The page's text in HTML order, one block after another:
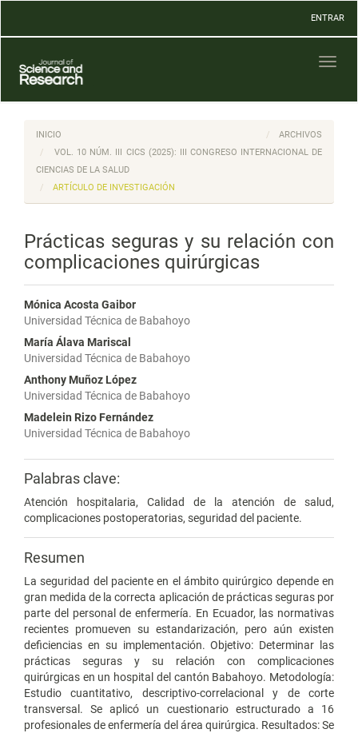
Contenido
Barra
lateral
ENTRAR
INICIO
ARCHIVOS
VOL. 10 NÚM. III CICS (2025): III CONGRESO INTERNACIONAL DE
CIENCIAS DE LA SALUD
ARTÍCULO DE INVESTIGACIÓN
Prácticas seguras y su relación con
complicaciones quirúrgicas
Mónica Acosta Gaibor
Universidad Técnica de Babahoyo
María Álava Mariscal
Universidad Técnica de Babahoyo
Anthony Muñoz López
Universidad Técnica de Babahoyo
Madelein Rizo Fernández
Universidad Técnica de Babahoyo
Palabras clave:
Atención hospitalaria, Calidad de la atención de salud,
complicaciones postoperatorias, seguridad del paciente.
Resumen
La seguridad del paciente en el ámbito quirúrgico depende en
gran medida de la correcta aplicación de prácticas seguras por
parte del personal de enfermería. En Ecuador, las normativas
recientes promueven su estandarización, pero aún existen
deficiencias en su implementación. Objetivo: Determinar las
prácticas seguras y su relación con complicaciones
quirúrgicas en un hospital del cantón Babahoyo. Metodología:
Estudio cuantitativo, descriptivo-correlacional y de corte
transversal. Se aplicó un cuestionario estructurado a 16
profesionales de enfermería del área quirúrgica. Resultados: Se